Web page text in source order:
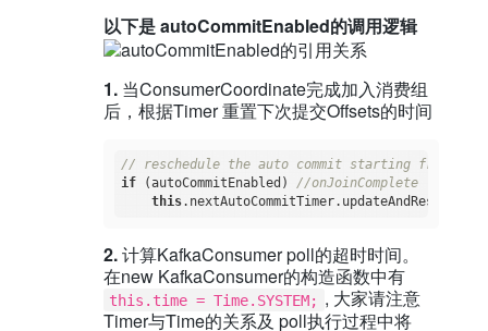
以下是 autoCommitEnabled的调用逻辑
1.当ConsumerCoordinate完成加入消费组
后，根据Timer 重置下次提交Offsets的时间
// reschedule the auto commit starting from now
if (autoCommitEnabled) //onJoinComplete
this
2.计算KafkaConsumer poll的超时时间。
在new KafkaConsumer的构造函数中有
this.time = Time.SYSTEM; , 大家请注意
Timer与Time的关系及 poll执行过程中将